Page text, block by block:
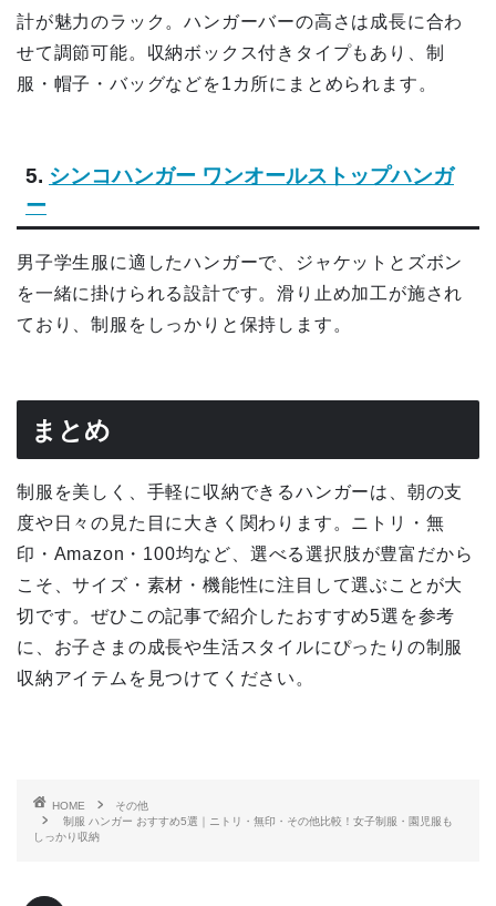
計が魅力のラック。ハンガーバーの高さは成長に合わ
せて調節可能。収納ボックス付きタイプもあり、制
服・帽子・バッグなどを1カ所にまとめられます。
5. シンコハンガー ワンオールストップハンガ
ー
男子学生服に適したハンガーで、ジャケットとズボン
を一緒に掛けられる設計です。滑り止め加工が施され
ており、制服をしっかりと保持します。
まとめ
制服を美しく、手軽に収納できるハンガーは、朝の支
度や日々の見た目に大きく関わります。ニトリ・無
印・Amazon・100均など、選べる選択肢が豊富だから
こそ、サイズ・素材・機能性に注目して選ぶことが大
切です。ぜひこの記事で紹介したおすすめ5選を参考
に、お子さまの成長や生活スタイルにぴったりの制服
収納アイテムを見つけてください。
HOME
その他
制服 ハンガー おすすめ5選｜ニトリ・無印・その他比較！女子制服・園児服も
しっかり収納